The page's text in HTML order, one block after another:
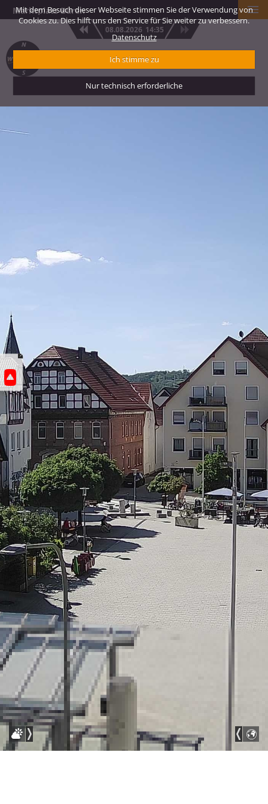
Mit dem Besuch dieser Webseite stimmen Sie der Verwendung von
Cookies zu. Dies hilft uns den Service für Sie weiter zu verbessern.
Datenschutz
Ich stimme zu
Nur technisch erforderliche
Marktplatz Büren
08.08.2026 14:35